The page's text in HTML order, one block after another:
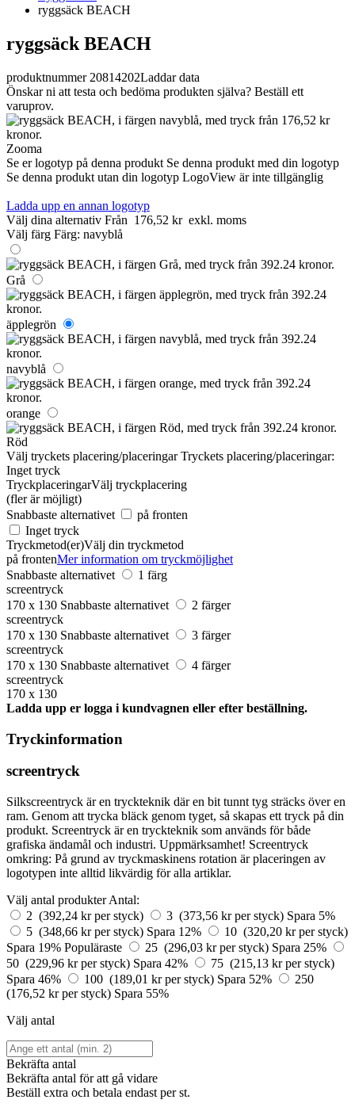
ryggsäck BEACH
ryggsäck BEACH
produktnummer 20814202Laddar data
Önskar ni att testa och bedöma produkten själva? Beställ ett
varuprov.
Zooma
Se er logotyp på denna produkt Se denna produkt med din logotyp
Se denna produkt utan din logotyp LogoView är inte tillgänglig
Ladda upp en annan logotyp
Välj dina alternativ Från 176,52 kr exkl. moms
Välj färg Färg: navyblå
Grå
äpplegrön
navyblå
orange
Röd
Välj tryckets placering/placeringar Tryckets placering/placeringar:
Inget tryck
TryckplaceringarVälj tryckplacering
(fler är möjligt)
Snabbaste alternativet
på fronten
Inget tryck
Tryckmetod(er)Välj din tryckmetod
på frontenMer information om tryckmöjlighet
Snabbaste alternativet
1 färg
screentryck
170 x 130 Snabbaste alternativet
2 färger
screentryck
170 x 130 Snabbaste alternativet
3 färger
screentryck
170 x 130 Snabbaste alternativet
4 färger
screentryck
170 x 130
Ladda upp er logga i kundvagnen eller efter beställning.
Tryckinformation
screentryck
Silkscreentryck är en tryckteknik där en bit tunnt tyg sträcks över en
ram. Genom att trycka bläck genom tyget, så skapas ett tryck på din
produkt. Screentryck är en tryckteknik som används för både
grafiska ändamål och industri. Uppmärksamhet! Screentryck
omkring: På grund av tryckmaskinens rotation är placeringen av
logotypen inte alltid likvärdig för alla artiklar.
Välj antal produkter Antal:
2 (392,24 kr per styck)
3 (373,56 kr per styck) Spara 5%
5 (348,66 kr per styck) Spara 12%
10 (320,20 kr per styck)
Spara 19% Populäraste 25 (296,03 kr per styck) Spara 25%
50 (229,96 kr per styck) Spara 42%
75 (215,13 kr per styck)
Spara 46%
100 (189,01 kr per styck) Spara 52%
250
(176,52 kr per styck) Spara 55%
Välj antal
Bekräfta antal
Bekräfta antal för att gå vidare
Beställ extra och betala endast per st.